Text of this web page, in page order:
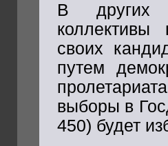
В других
своих
путем
выборы в
450) будет